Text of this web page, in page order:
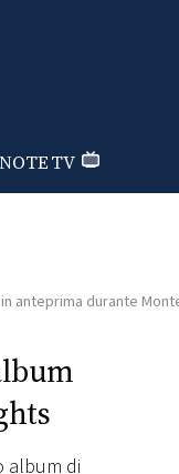
Carlo
TV
anteprima durante
album di